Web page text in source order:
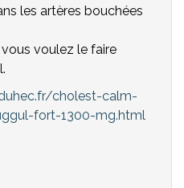
les artères bouchées
voulez le faire
cholest-calm-
fort-1300-mg.html